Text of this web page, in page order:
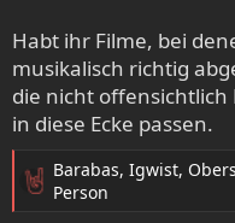
Habt ihr Filme, bei
musikalisch richtig
die nicht
in diese Ecke passen.
R
Barabas, Igwist,
Person